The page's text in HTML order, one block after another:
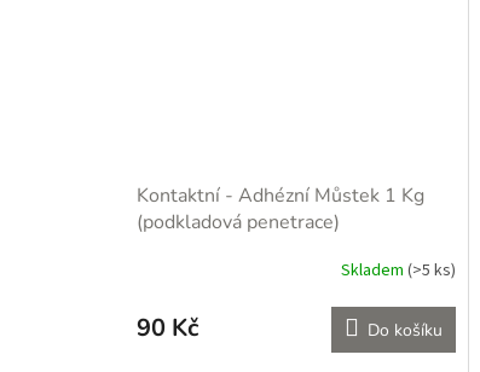
Kontaktní - Adhézní Můstek 1 Kg
(podkladová penetrace)
Skladem (>5 ks)
90 Kč Do košíku